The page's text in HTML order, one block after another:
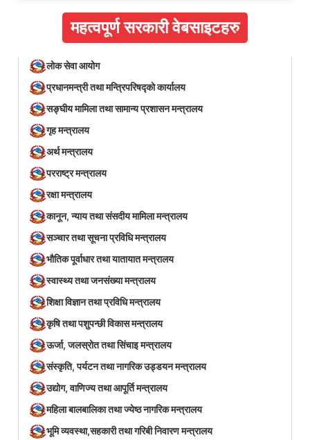
महत्वपूर्ण सरकारी वेबसाइटहरु
लोक सेवा आयोग
प्रधानमन्त्री तथा मन्त्रिपरिषद्को कार्यालय
सङ्घीय मामिला तथा सामान्य प्रशासन मन्त्रालय
गृह मन्त्रालय
अर्थ मन्त्रालय
परराष्ट्र मन्त्रालय
रक्षा मन्त्रालय
कानून, न्याय तथा संसदीय मामिला मन्त्रालय
सञ्‍चार तथा सूचना प्रविधि मन्त्रालय
भौतिक पूर्वाधार तथा यातायात मन्त्रालय
स्वास्थ्य तथा जनसंख्या मन्त्रालय
शिक्षा विज्ञान तथा प्रविधि मन्त्रालय
कृषि तथा पशुपन्छी विकास मन्त्रालय
ऊर्जा, जलस्रोत तथा सिंचाइ मन्त्रालय
संस्कृति, पर्यटन तथा नागरिक उड्डयन मन्त्रालय
उद्योग, वाणिज्य तथा आपूर्ति मन्त्रालय
महिला बालबालिका तथा ज्येष्ठ नागरिक मन्त्रालय
भूमि व्यवस्था,सहकारी तथा गरिबी निवारण मन्त्रालय